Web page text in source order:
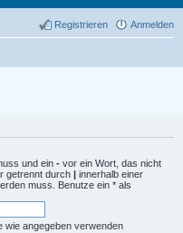
Anmelden
Registrieren
und ein - vor ein Wort, das nicht
getrennt durch | innerhalb einer
muss. Benutze ein * als
wie angegeben verwenden